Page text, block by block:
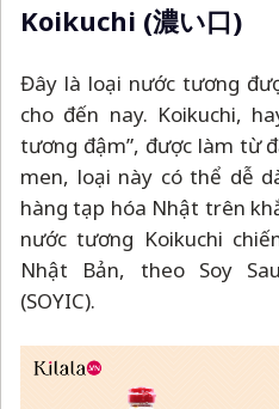
Koikuchi (濃い口)
Đây là loại nước tương
cho đến nay. Koikuchi,
tương đậm”, được làm từ
men, loại này có thể dễ
hàng tạp hóa Nhật trên
nước tương Koikuchi
Nhật Bản, theo Soy
(SOYIC).